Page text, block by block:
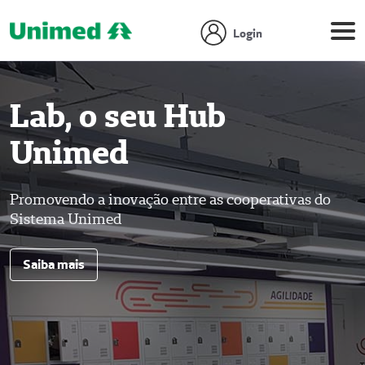
Login
Lab, o seu Hub
Unimed
Promovendo a inovação entre as cooperativas do
Sistema Unimed
Saiba mais